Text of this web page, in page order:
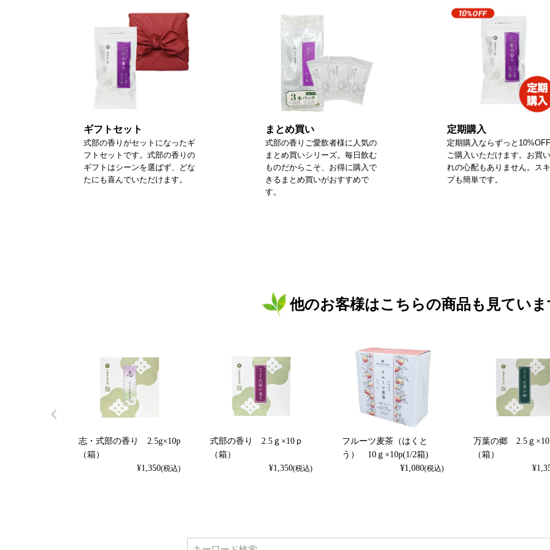
ギフトセット
式部の香りがセットになったギ
フトセットです。式部の香りの
ギフトはシーンを選ばず、どな
たにも喜んでいただけます。
まとめ買い
式部の香りご愛飲者様に人気の
まとめ買いシリーズ。毎日飲む
ものだからこそ、お得に購入で
きるまとめ買いがおすすめで
す。
定期購入
定期購入ならずっと
ご購入いただけます。お買
れの心配もありません。ス
プも簡単です。
他のお客様はこちらの商品も見ていま
志・式部の香り 2.5g×10p
（箱）
¥1,350(税込)
式部の香り 2.5ｇ×10ｐ
（箱）
¥1,350(税込)
フルーツ麦茶（はくと
う） 10ｇ×10p(1/2箱)
¥1,080(税込)
万葉の郷 2.5ｇ×10
（箱）
¥